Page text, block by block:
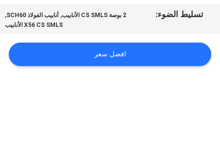
اطلب
خريطة
تسليط الضوء: 2 بوصة CS SMLS الأنابيب , أنابيب الفولاذ SCH60 ,
X56 CS SMLS الأنابيب
افضل سعر